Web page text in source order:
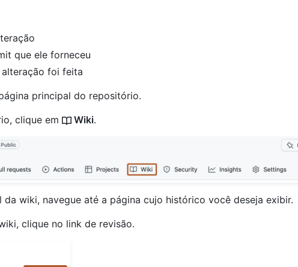
que ele forneceu
foi feita
principal do repositório.
clique em
Wiki.
da wiki, navegue até a página cujo histórico você deseja exibir.
clique no link de revisão.